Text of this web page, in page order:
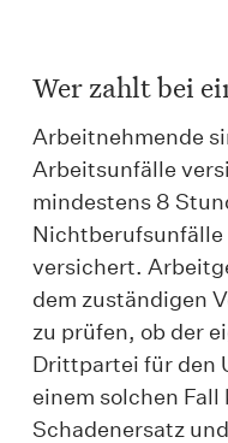
Wer zahlt bei
Arbeitnehmende
Arbeitsunfälle
mindestens 8
Nichtberufsunfälle
versichert.
dem zuständigen
zu prüfen, ob der
Drittpartei für den
einem solchen
Schadenersatz